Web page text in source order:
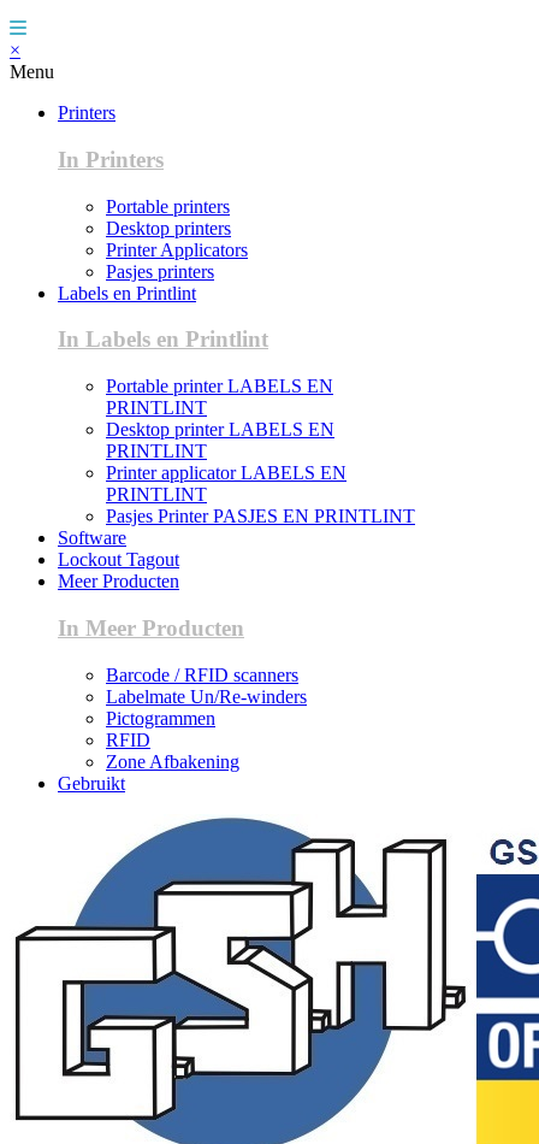
×
Menu
Printers
In Printers
Portable printers
Desktop printers
Printer Applicators
Pasjes printers
Labels en Printlint
In Labels en Printlint
Portable printer LABELS EN
PRINTLINT
Desktop printer LABELS EN
PRINTLINT
Printer applicator LABELS EN
PRINTLINT
Pasjes Printer PASJES EN PRINTLINT
Software
Lockout Tagout
Meer Producten
In Meer Producten
Barcode / RFID scanners
Labelmate Un/Re-winders
Pictogrammen
RFID
Zone Afbakening
Gebruikt